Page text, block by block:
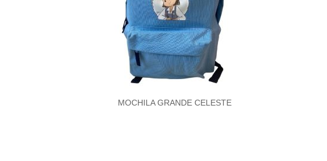
MOCHILA GRANDE CELESTE